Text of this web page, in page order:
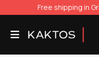
Free shipping in